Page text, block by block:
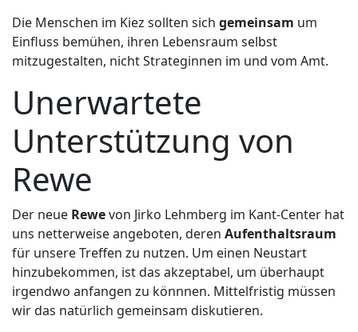
Die Menschen im Kiez sollten sich gemeinsam um
Einfluss bemühen, ihren Lebensraum selbst
mitzugestalten, nicht Strateginnen im und vom Amt.
Unerwartete
Unterstützung von
Rewe
Der neue Rewevon Jirko Lehmberg im Kant-Center hat
uns netterweise angeboten, deren Aufenthaltsraum
für unsere Treffen zu nutzen. Um einen Neustart
hinzubekommen, ist das akzeptabel, um überhaupt
irgendwo anfangen zu könnnen. Mittelfristig müssen
wir das natürlich gemeinsam diskutieren.